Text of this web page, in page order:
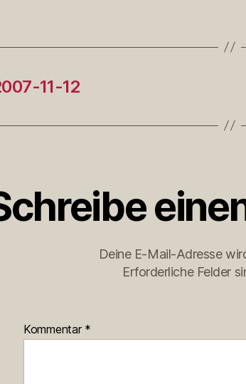
11-12
Deine E-Mail-Adresse
Erforderliche Felder
Kommentar *